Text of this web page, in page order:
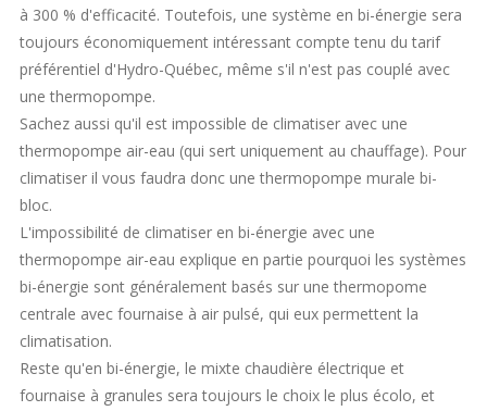
à 300 % d'efficacité. Toutefois, une système en bi-énergie sera
toujours économiquement intéressant compte tenu du tarif
préférentiel d'Hydro-Québec, même s'il n'est pas couplé avec
une thermopompe.
Sachez aussi qu'il est impossible de climatiser avec une
thermopompe air-eau (qui sert uniquement au chauffage). Pour
climatiser il vous faudra donc une thermopompe murale bi-
bloc.
L'impossibilité de climatiser en bi-énergie avec une
thermopompe air-eau explique en partie pourquoi les systèmes
bi-énergie sont généralement basés sur une thermopome
centrale avec fournaise à air pulsé, qui eux permettent la
climatisation.
Reste qu'en bi-énergie, le mixte chaudière électrique et
fournaise à granules sera toujours le choix le plus écolo, et